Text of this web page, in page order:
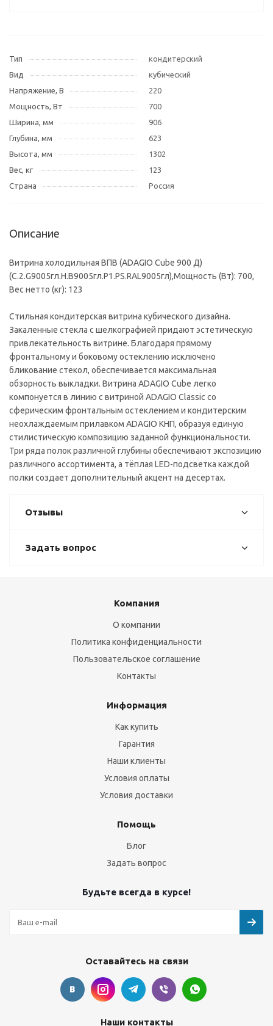
Тип
кондитерский
Вид
кубический
Напряжение, В
220
Мощность, Вт
700
Ширина, мм
906
Глубина, мм
623
Высота, мм
1302
Вес, кг
123
Страна
Россия
Описание
Витрина холодильная ВПВ (ADAGIO Cube 900 Д)
(C.2.G9005гл.H.B9005гл.P1.PS.RAL9005гл),Мощность (Вт): 700,
Вес нетто (кг): 123
Cтильная кондитерская витрина кубического дизайна.
Закаленные стекла с шелкографией придают эстетическую
привлекательность витрине. Благодаря прямому
фронтальному и боковому остеклению исключено
бликование стекол, обеспечивается максимальная
обзорность выкладки. Витрина ADAGIO Cube легко
компонуется в линию с витриной ADAGIO Classic со
сферическим фронтальным остеклением и кондитерским
неохлаждаемым прилавком ADAGIO КНП, образуя единую
стилистическую композицию заданной функциональности.
Три ряда полок различной глубины обеспечивают экспозицию
различного ассортимента, а тёплая LED-подсветка каждой
полки создает дополнительный акцент на десертах.
Отзывы
Задать вопрос
Компания
О компании
Политика конфиденциальности
Пользовательское соглашение
Контакты
Информация
Как купить
Гарантия
Наши клиенты
Условия оплаты
Условия доставки
Помощь
Блог
Задать вопрос
Будьте всегда в курсе!
Оставайтесь на связи
Наши контакты